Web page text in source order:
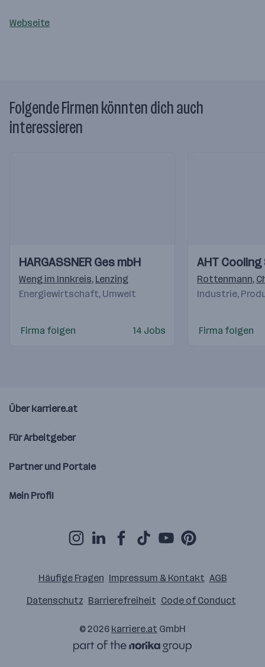
Webseite
Folgende Firmen könnten dich auch
interessieren
Videos
Einblicke
Einblicke
HARGASSNER Ges mbH
Weng im Innkreis, Lenzing
Energiewirtschaft, Umwelt
Firma folgen 14 Jobs
Videos
Einblicke
Einblicke
AHT
Rottenmann,
Industrie,
Firma folgen
Über karriere.at
Für Arbeitgeber
Partner und Portale
Mein Profil
Häufige Fragen Impressum & Kontakt AGB
Datenschutz Barrierefreiheit Code of Conduct
© 2026 karriere.at GmbH